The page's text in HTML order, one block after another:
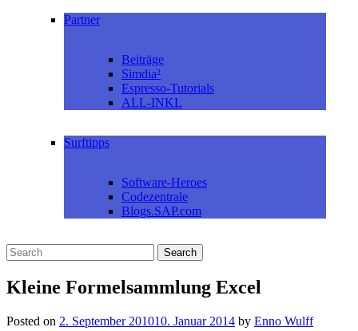
Partner
Beiträge
Simdia²
Espresso-Tutorials
ALL-INKL
Surftipps
Software-Heroes
Codezentrale
Blogs.SAP.com
Kleine Formelsammlung Excel
Posted on 2. September 201010. Januar 2014 by Enno Wulff